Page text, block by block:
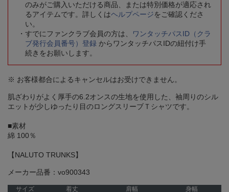
のみがご購入いただける商品、または特別価格が適応され
るアイテムです。詳しくはヘルプページをご確認くださ
い。
すでにファンクラブ会員の方は、
ワンタッチパスID（クラ
ブ発行会員番号）登録 からワンタッチパスIDの紐付け手
続きをお願いします。
※ お客様都合によるキャンセルはお受けできません。
肌ざわりがよく厚手の6.2オンスの生地を使用した、袖周りのシル
エットが少しゆったり目のロングスリーブＴシャツです。
■素材
綿 100％
【NALUTO TRUNKS】
メーカー品番：vo900343
サイズ 着丈 肩幅 身幅